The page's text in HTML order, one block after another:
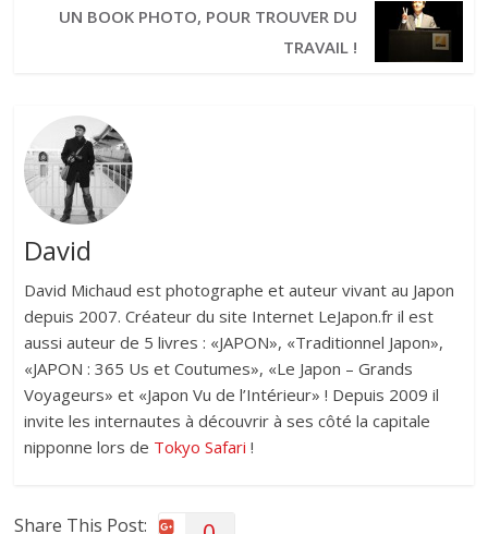
UN BOOK PHOTO, POUR TROUVER DU
TRAVAIL !
David
David Michaud est photographe et auteur vivant au Japon
depuis 2007. Créateur du site Internet LeJapon.fr il est
aussi auteur de 5 livres : «JAPON», «Traditionnel Japon»,
«JAPON : 365 Us et Coutumes», «Le Japon – Grands
Voyageurs» et «Japon Vu de l’Intérieur» ! Depuis 2009 il
invite les internautes à découvrir à ses côté la capitale
nipponne lors de Tokyo Safari !
Share This Post: